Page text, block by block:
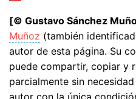
[© Gustavo Sánchez
Muñoz (también
autor de esta página. Su
puede compartir, copiar y
parcialmente sin
autor con la única